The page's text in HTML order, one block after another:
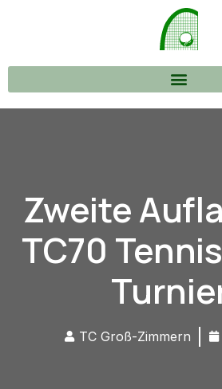
Zweite
TC70
TC Groß-Zimmern